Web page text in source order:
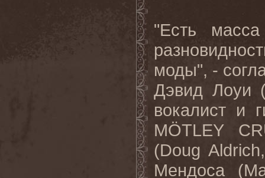
"Есть
моды", -
Дэвид Лоуи
вокалист и
MÖTLEY CR
(Doug Aldrich
Мендоса (